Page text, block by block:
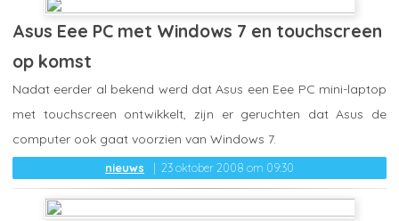
Asus Eee PC met Windows 7 en touchscreen
op komst
nieuws 23 oktober 2008 om 09:30
Nadat eerder al bekend werd dat Asus een Eee PC mini-laptop
met touchscreen ontwikkelt, zijn er geruchten dat Asus de
computer ook gaat voorzien van Windows 7.